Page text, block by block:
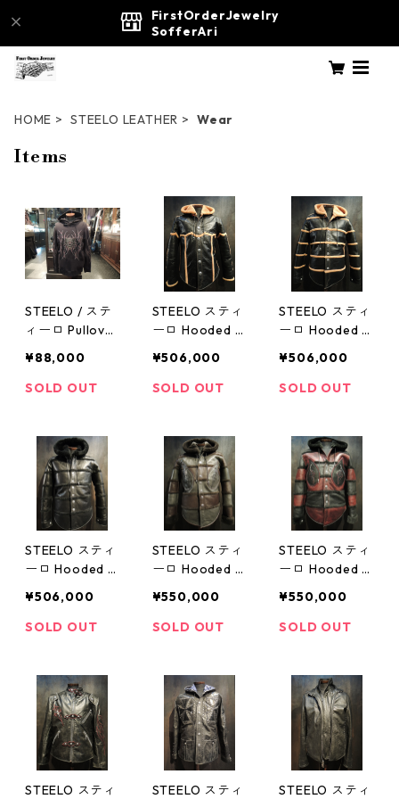
FirstOrderJewelry
SofferAri
HOME STEELO LEATHER Wear
Items
STEELO / ステ
ィーロ Pullover
ーバーパーカー
¥88,000
SOLD OUT
STEELO スティ
ーロ Hooded M
¥506,000
SOLD OUT
STEELO スティ
ーロ Hooded M
¥506,000
SOLD OUT
STEELO スティ
ーロ Hooded M
¥506,000
SOLD OUT
STEELO スティ
ーロ Hooded M
al No１
¥550,000
SOLD OUT
STEELO スティ
ーロ Hooded M
al No2
¥550,000
SOLD OUT
STEELO スティ STEELO スティ STEELO スティ